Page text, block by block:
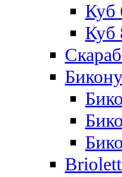
Куб
Куб